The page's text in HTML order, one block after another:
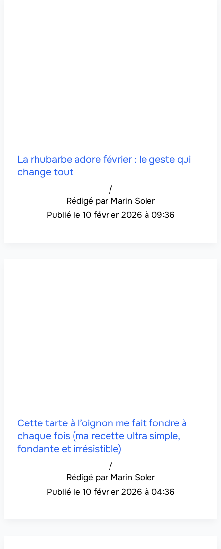
La rhubarbe adore février : le geste qui
change tout
Marin Soler
/
10 février 2026 à 09:36
Cette tarte à l’oignon me fait fondre à
chaque fois (ma recette ultra simple,
fondante et irrésistible)
Marin Soler
/
10 février 2026 à 04:36